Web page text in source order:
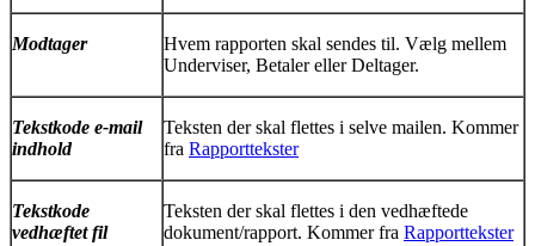
Modtager
Hvem rapporten skal sendes til. Vælg mellem
Underviser, Betaler eller Deltager.
Tekstkode e-mail
indhold
Teksten der skal flettes i selve mailen. Kommer
fra Rapporttekster‍
Tekstkode
vedhæftet fil
Teksten der skal flettes i den vedhæftede
dokument/rapport. Kommer fra Rapporttekster‍